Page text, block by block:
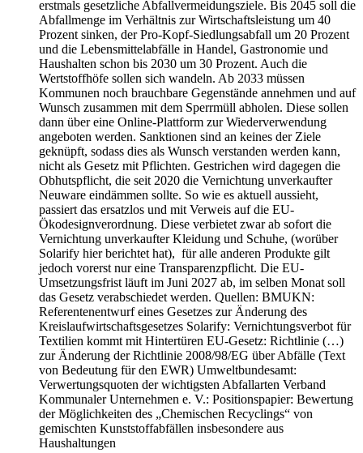
erstmals gesetzliche Abfallvermeidungsziele. Bis 2045 soll die
Abfallmenge im Verhältnis zur Wirtschaftsleistung um 40
Prozent sinken, der Pro-Kopf-Siedlungsabfall um 20 Prozent
und die Lebensmittelabfälle in Handel, Gastronomie und
Haushalten schon bis 2030 um 30 Prozent. Auch die
Wertstoffhöfe sollen sich wandeln. Ab 2033 müssen
Kommunen noch brauchbare Gegenstände annehmen und auf
Wunsch zusammen mit dem Sperrmüll abholen. Diese sollen
dann über eine Online-Plattform zur Wiederverwendung
angeboten werden. Sanktionen sind an keines der Ziele
geknüpft, sodass dies als Wunsch verstanden werden kann,
nicht als Gesetz mit Pflichten. Gestrichen wird dagegen die
Obhutspflicht, die seit 2020 die Vernichtung unverkaufter
Neuware eindämmen sollte. So wie es aktuell aussieht,
passiert das ersatzlos und mit Verweis auf die EU-
Ökodesignverordnung. Diese verbietet zwar ab sofort die
Vernichtung unverkaufter Kleidung und Schuhe, (worüber
Solarify hier berichtet hat), für alle anderen Produkte gilt
jedoch vorerst nur eine Transparenzpflicht. Die EU-
Umsetzungsfrist läuft im Juni 2027 ab, im selben Monat soll
das Gesetz verabschiedet werden. Quellen: BMUKN:
Referentenentwurf eines Gesetzes zur Änderung des
Kreislaufwirtschaftsgesetzes Solarify: Vernichtungsverbot für
Textilien kommt mit Hintertüren EU-Gesetz: Richtlinie (…)
zur Änderung der Richtlinie 2008/98/EG über Abfälle (Text
von Bedeutung für den EWR) Umweltbundesamt:
Verwertungsquoten der wichtigsten Abfallarten Verband
Kommunaler Unternehmen e. V.: Positionspapier: Bewertung
der Möglichkeiten des „Chemischen Recyclings“ von
gemischten Kunststoffabfällen insbesondere aus
Haushaltungen